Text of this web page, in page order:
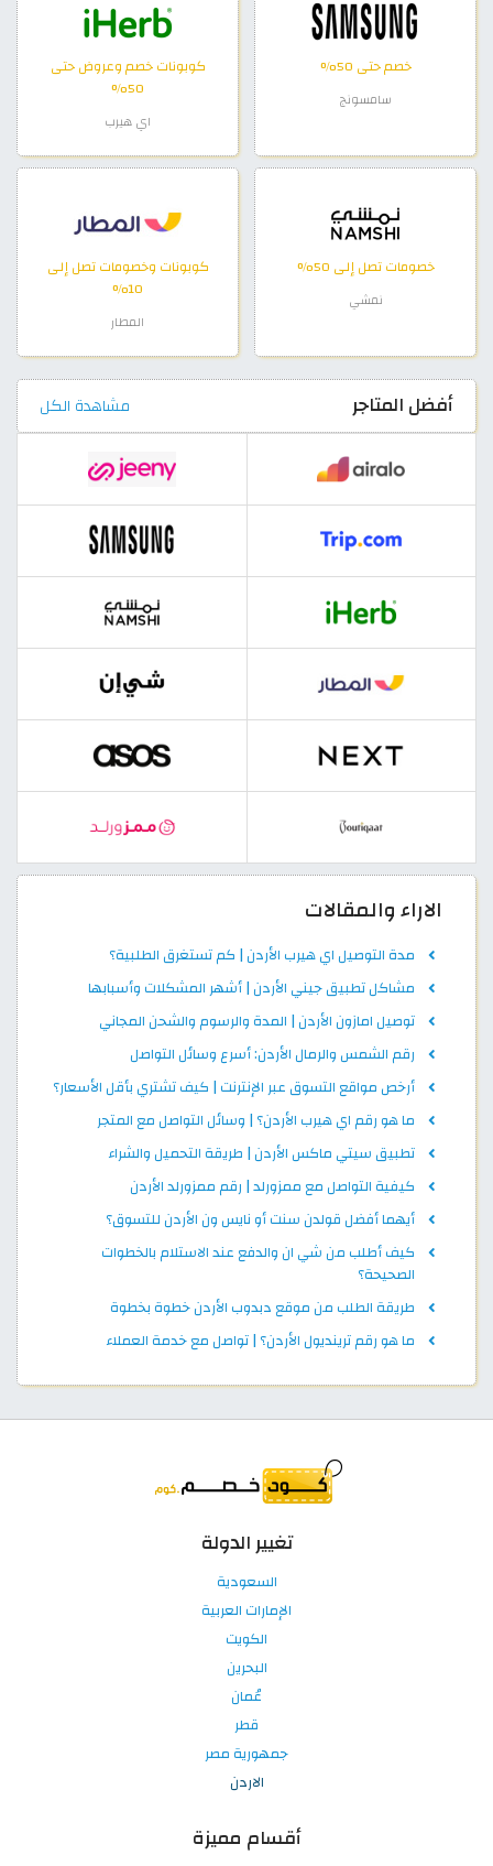
خصم حتى 50%
سامسونج
كوبونات خصم وعروض حتى
50%
اي هيرب
خصومات تصل إلى 50%
نمشي
كوبونات وخصومات تصل إلى
10%
المطار
أفضل المتاجر مشاهدة الكل
الاراء والمقالات
مدة التوصيل اي هيرب الأردن | كم تستغرق الطلبية؟
مشاكل تطبيق جيني الأردن | أشهر المشكلات وأسبابها
توصيل امازون الأردن | المدة والرسوم والشحن المجاني
رقم الشمس والرمال الأردن: أسرع وسائل التواصل
أرخص مواقع التسوق عبر الإنترنت | كيف تشتري بأقل الأسعار؟
ما هو رقم اي هيرب الأردن؟ | وسائل التواصل مع المتجر
تطبيق سيتي ماكس الأردن | طريقة التحميل والشراء
كيفية التواصل مع ممزورلد | رقم ممزورلد الأردن
أيهما أفضل قولدن سنت أو نايس ون الأردن للتسوق؟
كيف أطلب من شي ان والدفع عند الاستلام بالخطوات
الصحيحة؟
طريقة الطلب من موقع دبدوب الأردن خطوة بخطوة
ما هو رقم ترينديول الأردن؟ | تواصل مع خدمة العملاء
تغيير الدولة
السعودية
الإمارات العربية
الكويت
البحرين
عُمان
قطر
جمهورية مصر
الاردن
أقسام مميزة